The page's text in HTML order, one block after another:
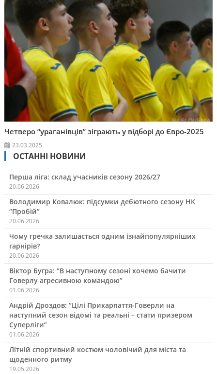
Четверо “ураганівців” зіграють у відборі до Євро-2025
23.03.2025
ОСТАННІ НОВИНИ
Перша ліга: склад учасників сезону 2026/27
20.06.2026
Володимир Ковалюк: підсумки дебютного сезону НК
“Пробій”
20.06.2026
Чому гречка залишається одним ізнайпопулярніших
гарнірів?
20.06.2026
Віктор Бугра: “В наступному сезоні хочемо бачити
Говерлу агресивною командою”
01.06.2026
Андрій Дроздов: “Цілі Прикарпаття-Говерли на
наступний сезон відомі та реальні – стати призером
Суперліги”
01.06.2026
Літній спортивний костюм чоловічий для міста та
щоденного ритму
19.05.2026